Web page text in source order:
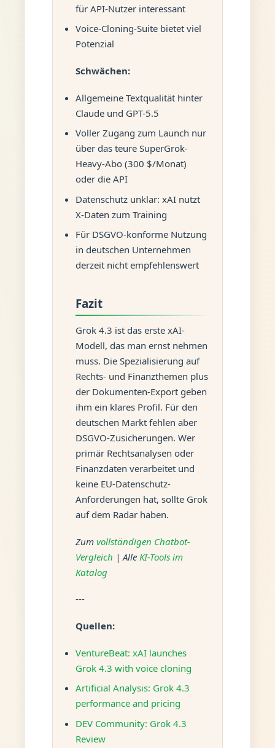
für API-Nutzer interessant
Voice-Cloning-Suite bietet viel
Potenzial
Schwächen:
Allgemeine Textqualität hinter
Claude und GPT-5.5
Voller Zugang zum Launch nur
über das teure SuperGrok-
Heavy-Abo (300 $/Monat)
oder die API
Datenschutz unklar: xAI nutzt
X-Daten zum Training
Für DSGVO-konforme Nutzung
in deutschen Unternehmen
derzeit nicht empfehlenswert
Fazit
Grok 4.3 ist das erste xAI-
Modell, das man ernst nehmen
muss. Die Spezialisierung auf
Rechts- und Finanzthemen plus
der Dokumenten-Export geben
ihm ein klares Profil. Für den
deutschen Markt fehlen aber
DSGVO-Zusicherungen. Wer
primär Rechtsanalysen oder
Finanzdaten verarbeitet und
keine EU-Datenschutz-
Anforderungen hat, sollte Grok
auf dem Radar haben.
Zumvollständigen Chatbot-
Vergleich | Alle KI-Tools im
Katalog
---
Quellen:
VentureBeat: xAI launches
Grok 4.3 with voice cloning
Artificial Analysis: Grok 4.3
performance and pricing
DEV Community: Grok 4.3
Review